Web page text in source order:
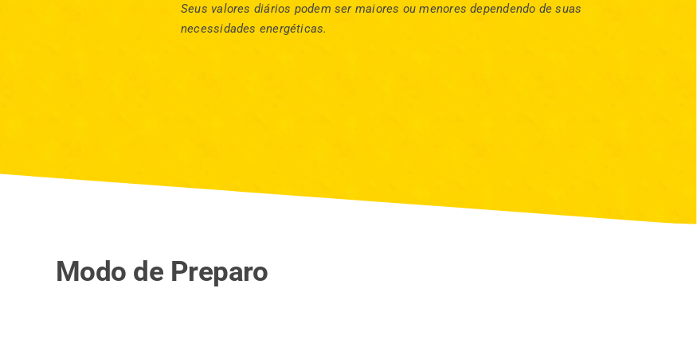
Seus valores diários podem ser maiores ou menores dependendo de suas
necessidades energéticas.
Modo de Preparo